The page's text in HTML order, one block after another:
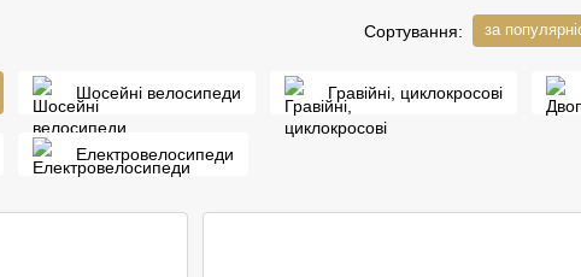
Сортування: за
Шосейні велосипеди Гравійні, циклокросові
Електровелосипеди